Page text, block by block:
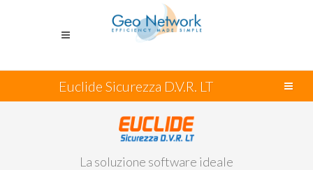
Euclide Sicurezza D.V.R. LT
La soluzione software ideale